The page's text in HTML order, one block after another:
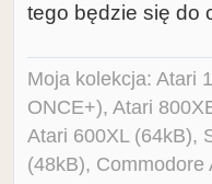
tego będzie się do
Moja kolekcja: Atari
ONCE+), Atari
Atari 600XL (64kB),
(48kB),